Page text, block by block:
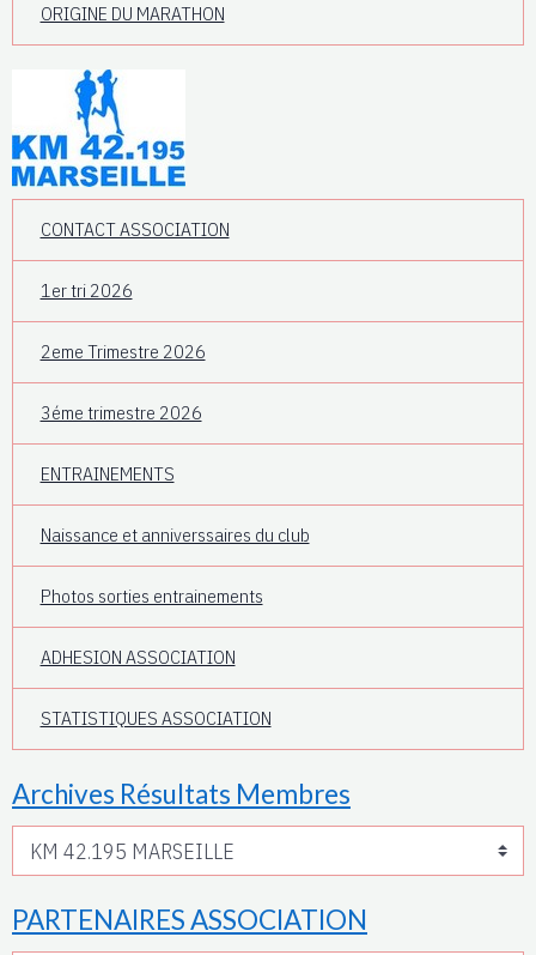
ORIGINE DU MARATHON
CONTACT ASSOCIATION
1er tri 2026
2eme Trimestre 2026
3éme trimestre 2026
ENTRAINEMENTS
Naissance et anniverssaires du club
Photos sorties entrainements
ADHESION ASSOCIATION
STATISTIQUES ASSOCIATION
Archives Résultats Membres
PARTENAIRES ASSOCIATION